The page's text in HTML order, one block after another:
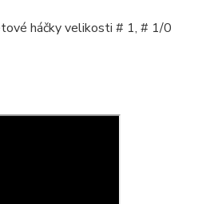
háčky velikosti # 1, # 1/0